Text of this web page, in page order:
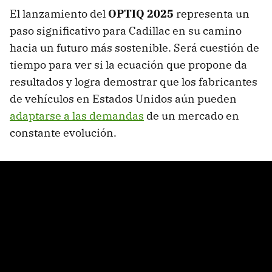
El lanzamiento del OPTIQ 2025 representa un
paso significativo para Cadillac en su camino
hacia un futuro más sostenible. Será cuestión de
tiempo para ver si la ecuación que propone da
resultados y logra demostrar que los fabricantes
de vehículos en Estados Unidos aún pueden
adaptarse a las demandas de un mercado en
constante evolución.